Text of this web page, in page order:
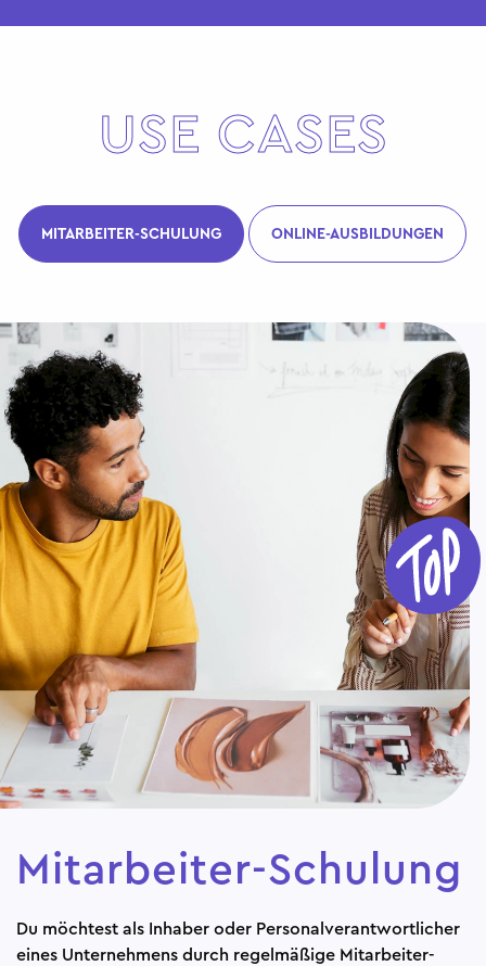
USE CASES
MITARBEITER-SCHULUNG ONLINE-AUSBILDUNGEN
Mitarbeiter-Schulung
Du möchtest als Inhaber oder Personalverantwortlicher
eines Unternehmens durch regelmäßige Mitarbeiter-